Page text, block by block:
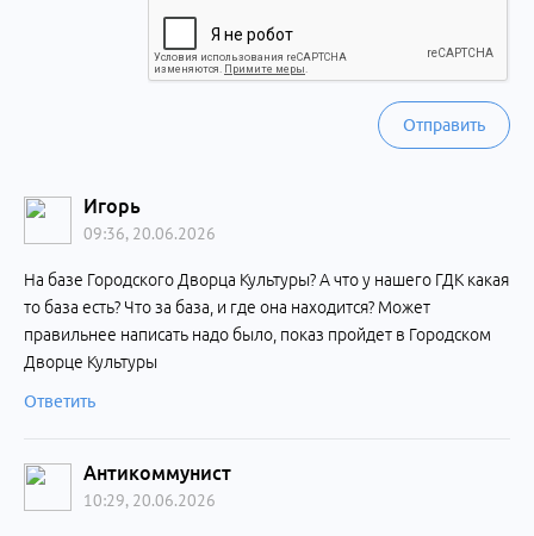
Отправить
Игорь
09:36, 20.06.2026
На базе Городского Дворца Культуры? А что у нашего ГДК какая
то база есть? Что за база, и где она находится? Может
правильнее написать надо было, показ пройдет в Городском
Дворце Культуры
Ответить
Антикоммунист
10:29, 20.06.2026